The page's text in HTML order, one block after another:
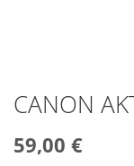
CANON
59,00 €
Skip
to
beginning